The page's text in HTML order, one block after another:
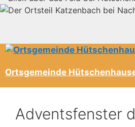
Ortsgemeinde
Adventsfenster